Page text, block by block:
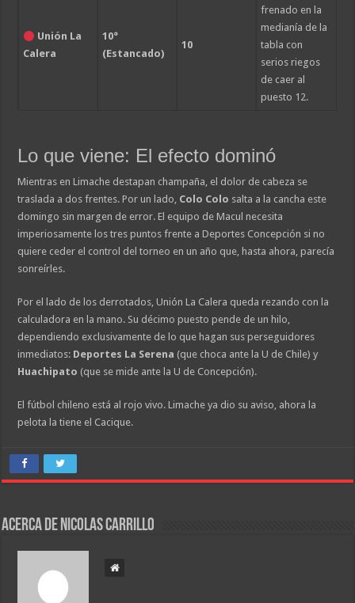
Unión La
Calera
10°
(Estancado)
10
frenado en la
medianía de la
tabla con
serios riegos
de caer al
puesto 12.
Lo que viene: El efecto dominó
Mientras en Limache destapan champaña, el dolor de cabeza se
traslada a dos frentes. Por un lado, Colo Colo salta a la cancha este
domingo sin margen de error. El equipo de Macul necesita
imperiosamente los tres puntos frente a Deportes Concepción si no
quiere ceder el control del torneo en un año que, hasta ahora, parecía
sonreírles.
Por el lado de los derrotados, Unión La Calera queda rezando con la
calculadora en la mano. Su décimo puesto pende de un hilo,
dependiendo exclusivamente de lo que hagan sus perseguidores
inmediatos: Deportes La Serena (que choca ante la U de Chile) y
Huachipato (que se mide ante la U de Concepción).
El fútbol chileno está al rojo vivo. Limache ya dio su aviso, ahora la
pelota la tiene el Cacique.
Acerca de Nicolas Carrillo